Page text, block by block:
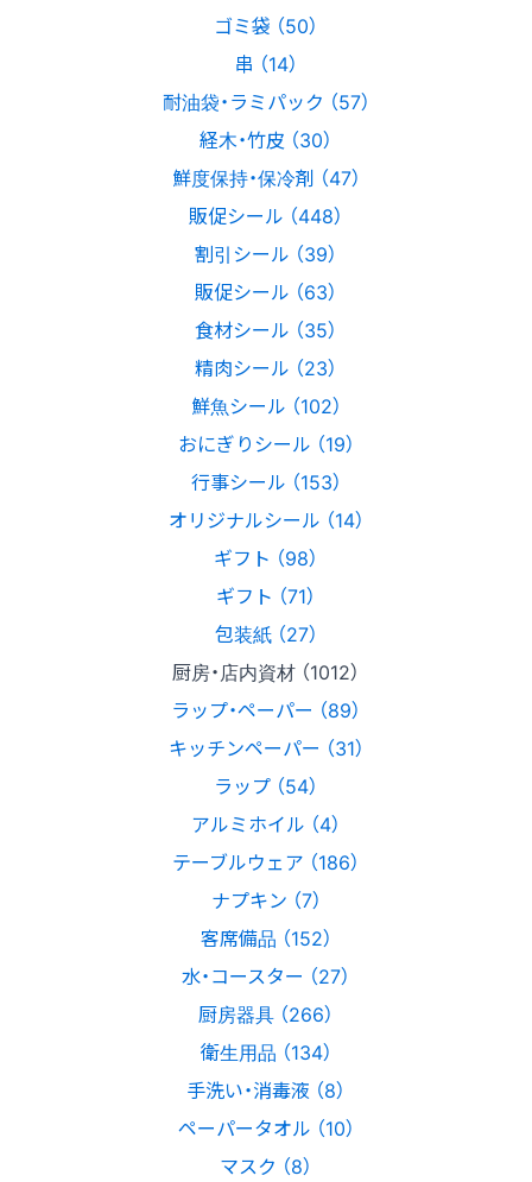
ゴミ袋 （50）
串 （14）
耐油袋・ラミパック （57）
経木・竹皮 （30）
鮮度保持・保冷剤 （47）
販促シール （448）
割引シール （39）
販促シール （63）
食材シール （35）
精肉シール （23）
鮮魚シール （102）
おにぎりシール （19）
行事シール （153）
オリジナルシール （14）
ギフト （98）
ギフト （71）
包装紙 （27）
厨房・店内資材 （1012）
ラップ・ペーパー （89）
キッチンペーパー （31）
ラップ （54）
アルミホイル （4）
テーブルウェア （186）
ナプキン （7）
客席備品 （152）
水・コースター （27）
厨房器具 （266）
衛生用品 （134）
手洗い・消毒液 （8）
ペーパータオル （10）
マスク （8）